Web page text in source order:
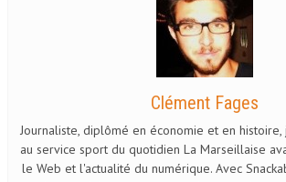
Clément Fages
Journaliste, diplômé en économie et en histoire,
au service sport du quotidien La Marseillaise
le Web et l'actualité du numérique. Avec